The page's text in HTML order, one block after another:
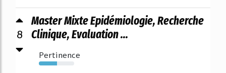
8
Master Mixte Epidémiologie, Recherche
Clinique, Evaluation ...
Pertinence
51%